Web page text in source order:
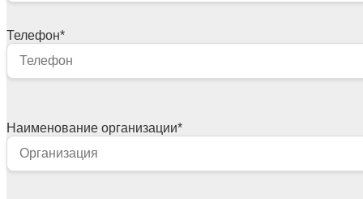
Телефон*
Наименование организации*